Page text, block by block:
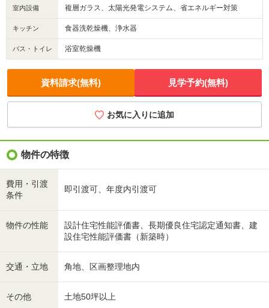
室内設備 複層ガラス、太陽光発電システム、省エネルギー対策
キッチン 食器洗乾燥機、浄水器
バス・トイレ 浴室乾燥機
資料請求(無料) 見学予約(無料)
お気に入りに追加
物件の特徴
費用・引渡
条件
即引渡可、年度内引渡可
物件の性能
設計住宅性能評価書、長期優良住宅認定通知書、建
設住宅性能評価書（新築時）
交通・立地 角地、区画整理地内
その他 土地50坪以上